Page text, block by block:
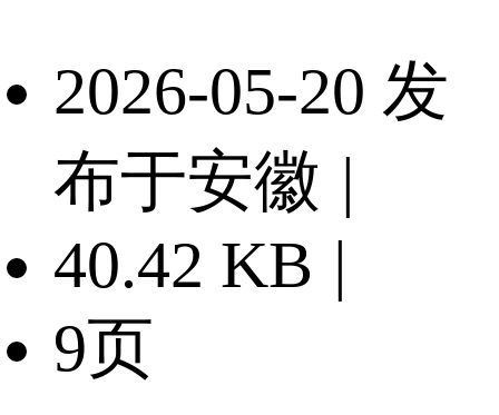
2026-05-20 发
布于安徽 |
40.42 KB |
9页